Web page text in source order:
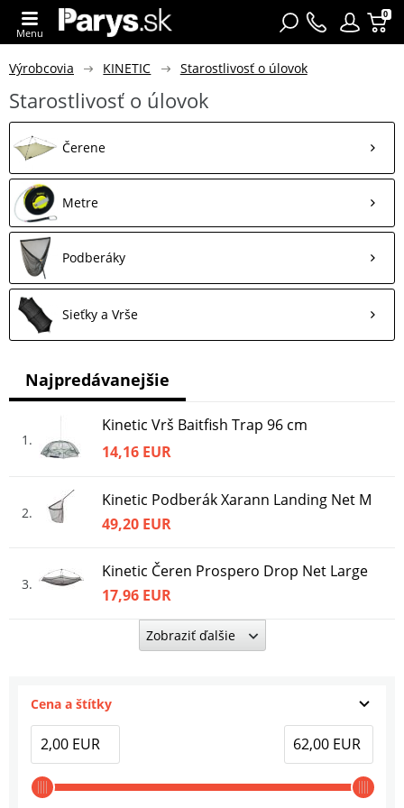
0
Menu
Výrobcovia KINETIC Starostlivosť o úlovok
Starostlivosť o úlovok
Čerene
Metre
Podberáky
Sieťky a Vrše
1
Kinetic Vrš Baitfish Trap 96 cm
14,16 EUR
2
Kinetic Podberák Xarann Landing Net M
49,20 EUR
3
Kinetic Čeren Prospero Drop Net Large
17,96 EUR
Kinetic Podberák Xarann Landing Net L
Kinetic Podberák Scorpius Landing Net M
50x50 cm
Zobraziť ďalšie
Najpredávanejšie
Cena a štítky